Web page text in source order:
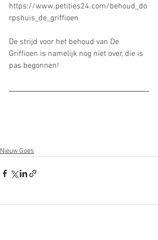
https://www.petities24.com/behoud_do
rpshuis_de_griffioen
De strijd voor het behoud van De
Griffioen is namelijk nog niet over, die is
pas begonnen!
Nieuw Goes